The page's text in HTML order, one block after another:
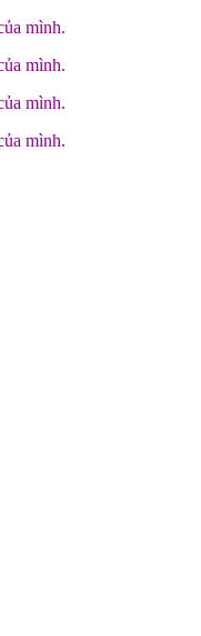
mình.
mình.
mình.
mình.